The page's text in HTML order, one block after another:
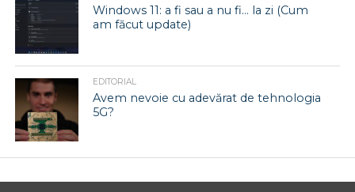
Windows 11: a fi sau a nu fi… la zi (Cum
am făcut update)
EDITORIAL
Avem nevoie cu adevărat de tehnologia
5G?